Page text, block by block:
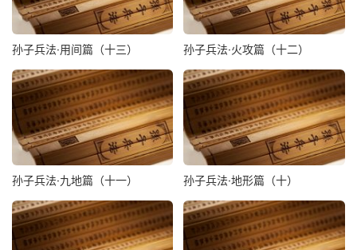
孙子兵法·用间篇（十三） 孙子兵法·火攻篇（十二）
孙子兵法·九地篇（十一） 孙子兵法·地形篇（十）